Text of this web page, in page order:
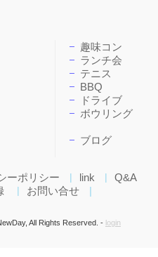
趣味コン
ランチ会
テニス
BBQ
ドライブ
ボウリング
ブログ
ーポリシー link
Q&A
お問い合せ
All Rights Reserved. - login